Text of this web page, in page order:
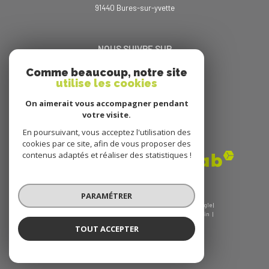
91440 bures-sur-yvette
NOUS SUIVRE SUR
ADHÉRENTS
© 2026 | Tous droits réservés | Traduction powered by Google |
Admin
Comme beaucoup, notre site
utilise les cookies
On aimerait vous accompagner pendant
votre visite.
En poursuivant, vous acceptez l'utilisation des
cookies par ce site, afin de vous proposer des
contenus adaptés et réaliser des statistiques !
PARAMÉTRER
TOUT ACCEPTER